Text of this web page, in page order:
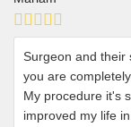
Surgeon and their
you are
My procedure it's
improved my life